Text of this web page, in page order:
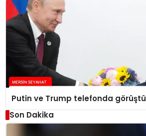
Putin ve Trump telefonda görüştü
Son Dakika